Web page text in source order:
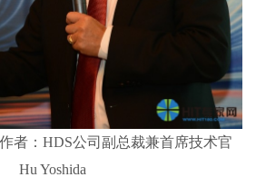
者：HDS公司副总裁兼首席技术官
Hu Yoshida